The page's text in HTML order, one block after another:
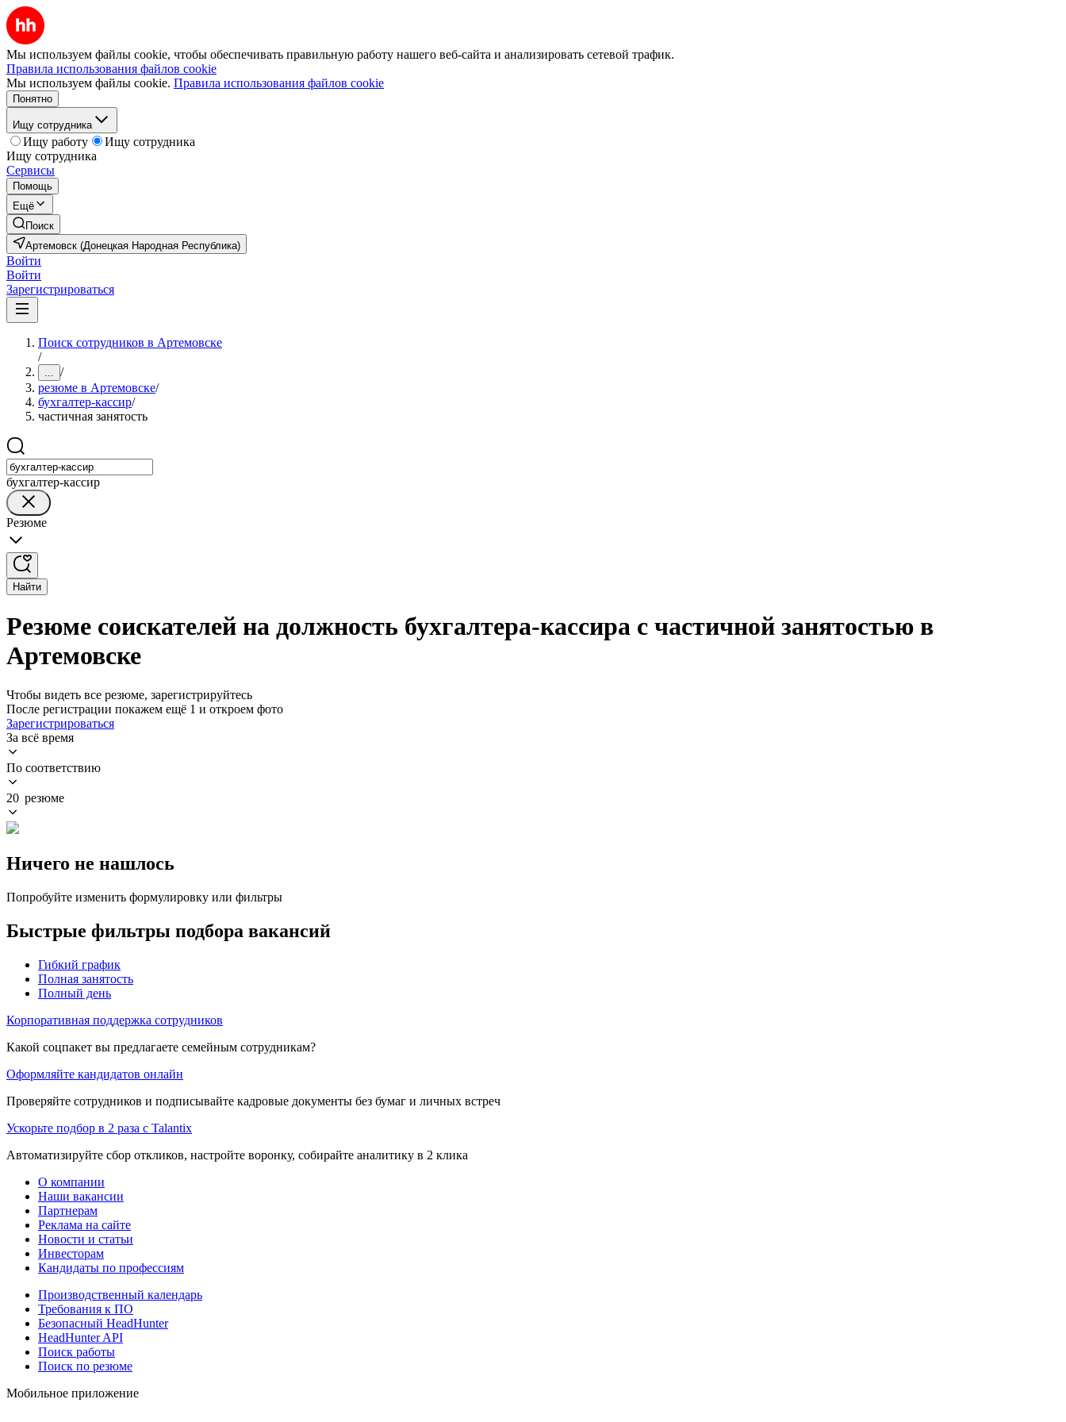
Мы используем файлы cookie, чтобы обеспечивать правильную работу нашего веб-сайта и анализировать сетевой трафик.
Правила использования файлов cookie
Мы используем файлы cookie. Правила использования файлов cookie
Понятно
Ищу сотрудника
Ищу работу
Ищу сотрудника
Ищу сотрудника
Сервисы
Помощь
Ещё
Поиск
Артемовск (Донецкая Народная Республика)
Войти
Войти
Зарегистрироваться
Поиск сотрудников в Артемовске
/
... /
резюме в Артемовске/
бухгалтер-кассир/
частичная занятость
бухгалтер-кассир
Резюме
Найти
Резюме соискателей на должность бухгалтера-кассира с частичной занятостью в
Артемовске
Чтобы видеть все резюме, зарегистрируйтесь
После регистрации покажем ещё 1 и откроем фото
Зарегистрироваться
За всё время
По соответствию
20 резюме
Ничего не нашлось
Попробуйте изменить формулировку или фильтры
Быстрые фильтры подбора вакансий
Гибкий график
Полная занятость
Полный день
Корпоративная поддержка сотрудников
Какой соцпакет вы предлагаете семейным сотрудникам?
Оформляйте кандидатов онлайн
Проверяйте сотрудников и подписывайте кадровые документы без бумаг и личных встреч
Ускорьте подбор в 2 раза с Talantix
Автоматизируйте сбор откликов, настройте воронку, собирайте аналитику в 2 клика
О компании
Наши вакансии
Партнерам
Реклама на сайте
Новости и статьи
Инвесторам
Кандидаты по профессиям
Производственный календарь
Требования к ПО
Безопасный HeadHunter
HeadHunter API
Поиск работы
Поиск по резюме
Мобильное приложение